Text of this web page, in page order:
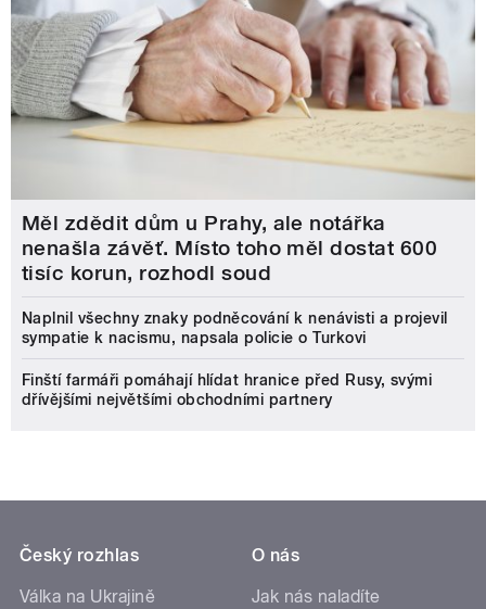
Měl zdědit dům u Prahy, ale notářka
nenašla závěť. Místo toho měl dostat 600
tisíc korun, rozhodl soud
Naplnil všechny znaky podněcování k nenávisti a projevil
sympatie k nacismu, napsala policie o Turkovi
Finští farmáři pomáhají hlídat hranice před Rusy, svými
dřívějšími největšími obchodními partnery
Český rozhlas
Válka na Ukrajině
O nás
Jak nás naladíte